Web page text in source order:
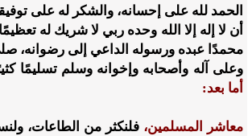
الحمد لله على إحسانه، والشكر له على
أن لا إله إلا الله وحده ربي لا شريك له
محمدًا عبده ورسوله الداعي إلى رضوانه،
وعلى آله وأصحابه وإخوانه وسلم تسليمًا
أما بعد:
معاشر المسلمين، فلنكثر من الطاعات،